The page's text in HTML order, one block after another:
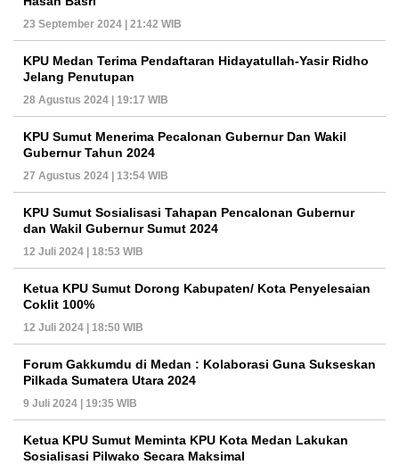
23 September 2024 | 21:42 WIB
KPU Medan Terima Pendaftaran Hidayatullah-Yasir Ridho
Jelang Penutupan
28 Agustus 2024 | 19:17 WIB
KPU Sumut Menerima Pecalonan Gubernur Dan Wakil
Gubernur Tahun 2024
27 Agustus 2024 | 13:54 WIB
KPU Sumut Sosialisasi Tahapan Pencalonan Gubernur
dan Wakil Gubernur Sumut 2024
12 Juli 2024 | 18:53 WIB
Ketua KPU Sumut Dorong Kabupaten/ Kota Penyelesaian
Coklit 100%
12 Juli 2024 | 18:50 WIB
Forum Gakkumdu di Medan : Kolaborasi Guna Sukseskan
Pilkada Sumatera Utara 2024
9 Juli 2024 | 19:35 WIB
Ketua KPU Sumut Meminta KPU Kota Medan Lakukan
Sosialisasi Pilwako Secara Maksimal